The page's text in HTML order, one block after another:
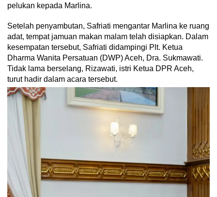
pelukan kepada Marlina.
Setelah penyambutan, Safriati mengantar Marlina ke ruang
adat, tempat jamuan makan malam telah disiapkan. Dalam
kesempatan tersebut, Safriati didampingi Plt. Ketua
Dharma Wanita Persatuan (DWP) Aceh, Dra. Sukmawati.
Tidak lama berselang, Rizawati, istri Ketua DPR Aceh,
turut hadir dalam acara tersebut.